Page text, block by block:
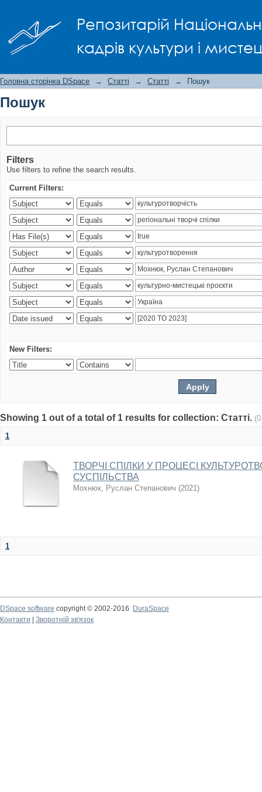
Репозитарій
кадрів культури і
Головна сторінка DSpace → Статті → Статті → Пошук
Пошук
Filters
Use filters to refine the search results.
Current Filters:
New Filters:
Showing 1 out of a total of 1 results for collection: Статті.
1
ТВОРЧІ СПІЛКИ У ПРОЦЕСІ
СУСПІЛЬСТВА
Мохнюк, Руслан Степанович (2021)
1
DSpace software copyright © 2002-2016
DuraSpace
Контакти
Зворотній зв'язок